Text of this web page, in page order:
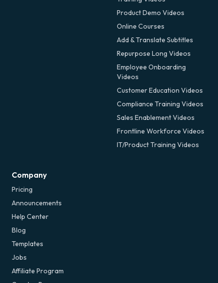
Product Demo Videos
Online Courses
Add & Translate Subtitles
Repurpose Long Videos
Employee Onboarding
Videos
Customer Education Videos
Compliance Training Videos
Sales Enablement Videos
Frontline Workforce Videos
IT/Product Training Videos
Company
Pricing
Announcements
Help Center
Blog
Templates
Jobs
Affiliate Program